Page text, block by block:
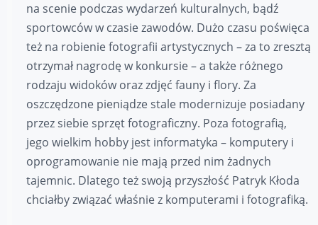
na scenie podczas wydarzeń kulturalnych, bądź
sportowców w czasie zawodów. Dużo czasu poświęca
też na robienie fotografii artystycznych – za to zresztą
otrzymał nagrodę w konkursie – a także różnego
rodzaju widoków oraz zdjęć fauny i flory. Za
oszczędzone pieniądze stale modernizuje posiadany
przez siebie sprzęt fotograficzny. Poza fotografią,
jego wielkim hobby jest informatyka – komputery i
oprogramowanie nie mają przed nim żadnych
tajemnic. Dlatego też swoją przyszłość Patryk Kłoda
chciałby związać właśnie z komputerami i fotografiką.